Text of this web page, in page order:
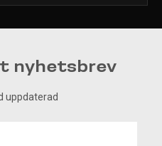
nyhetsbrev
uppdaterad